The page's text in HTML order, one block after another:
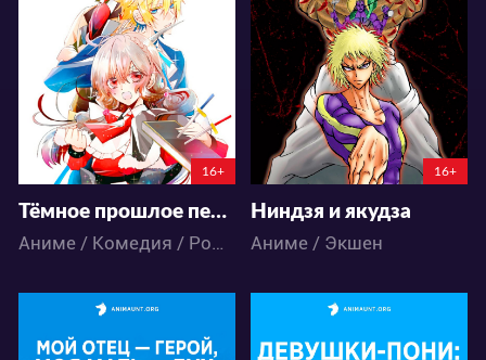
75 50
16+
Тёмное прошлое перевоплощённой злодейки
Аниме / Комедия / Романтика / Сёдзё / Фэнтези
92 41
16+
Ниндзя и якудза
Аниме / Экшен